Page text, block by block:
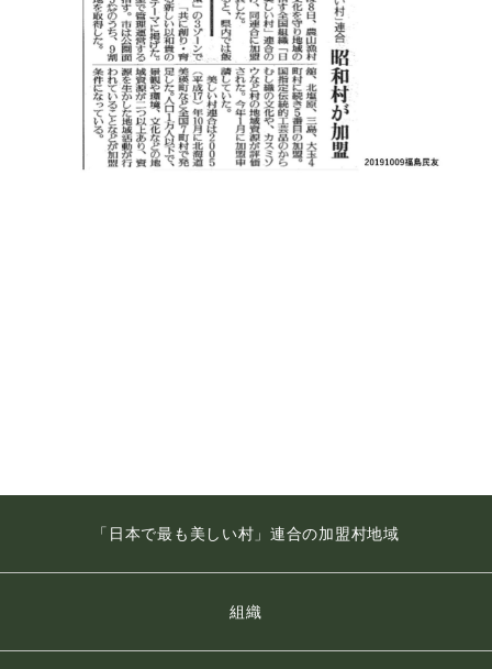
「日本で最も美しい村」連合の加盟村地域
組織